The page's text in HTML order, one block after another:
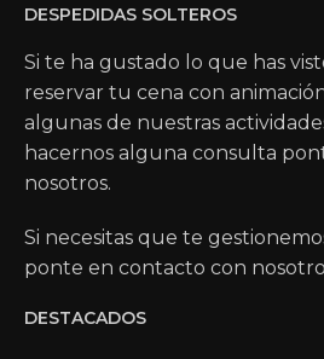
DESPEDIDAS SOLTEROS
Si te ha gustado lo que has
reservar tu cena con
algunas de nuestras
hacernos alguna consulta
nosotros.
Si necesitas que te
ponte en contacto con
DESTACADOS